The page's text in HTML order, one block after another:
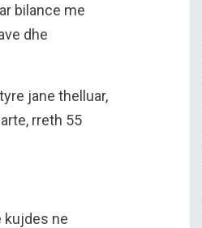
bilance me
dhe
jane thelluar,
rreth 55
kujdes ne